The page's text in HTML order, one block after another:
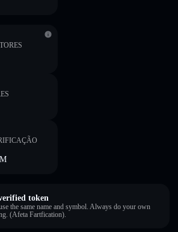
token
the same name and symbol. Always do your own
(Afeta Fartfication).